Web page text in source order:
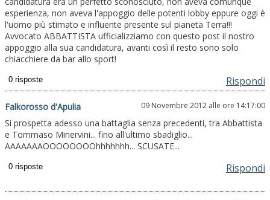
esperienza, non aveva l'appoggio delle potenti lobby eppure oggi è
l'uomo più stimato e influente presente sul pianeta Terra!!!
Avvocato ABBATTISTA ufficializziamo con questo post il nostro
appoggio alla sua candidatura, avanti così il resto sono solo
chiacchiere da bar allo sport!
Rispondi
Falkorosso d'Apulia 09 Novembre 2012 alle ore 14:17:00
Si prospetta adesso una battaglia senza precedenti, tra Abbattista
e Tommaso Minervini... fino all'ultimo sbadiglio...
AAAAAAAOOOOOOOOhhhhhhh... SCUSATE...
Rispondi